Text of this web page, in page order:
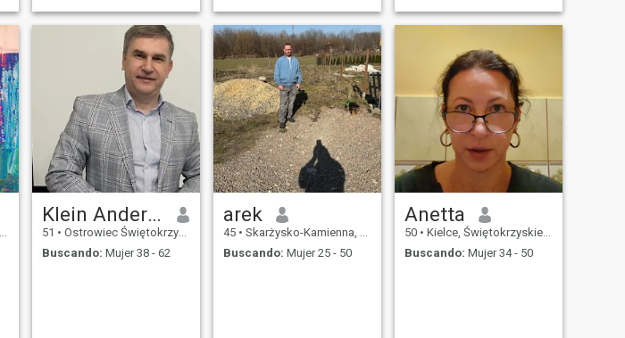
Klein Anderson
51 • Ostrowiec Świętokrzyski, Świętokrzyskie, Polonia
Buscando: Mujer 38 - 62
arek
45 • Skarżysko-Kamienna, Świętokrzyskie, Polonia
Buscando: Mujer 25 - 50
Anetta
50 • Kielce, Świętokrzyskie, Polonia
Buscando: Mujer 34 - 50